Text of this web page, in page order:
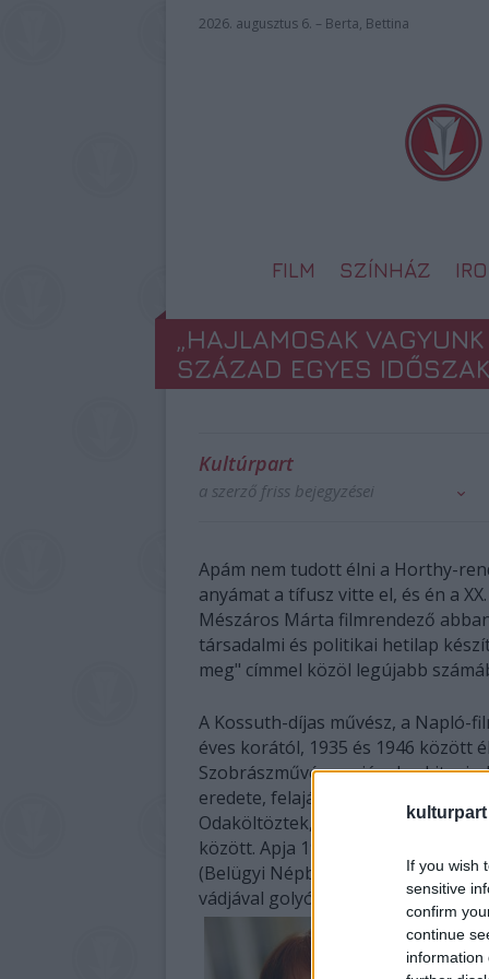
kulturpart
If you wish
sensitive
confirm
continue
information
2026. augusztus 6. – Berta, Bettina
FILM SZÍNHÁZ
„HAJLAMOSAK
SZÁZAD EGYES
Kultúrpart
a szerző friss bejegyzései
Apám nem tudott élni a Horthy-
anyámat a tífusz vitte el, és én a
Mészáros Márta filmrendező
társadalmi és politikai hetilap
meg" címmel közöl legújabb
A Kossuth-díjas művész, a Napló-
éves korától, 1935 és 1946 között
Szobrászművész apjának, akit
eredete, felajánlották, hogy
Odaköltöztek, és egy nemzetközi
között. Apja 1938-ban eltűnt,
(Belügyi Népbiztonság)
vádjával golyó általi halálra ítélték.